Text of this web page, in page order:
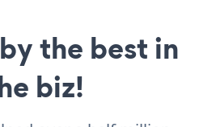
the best in
biz!